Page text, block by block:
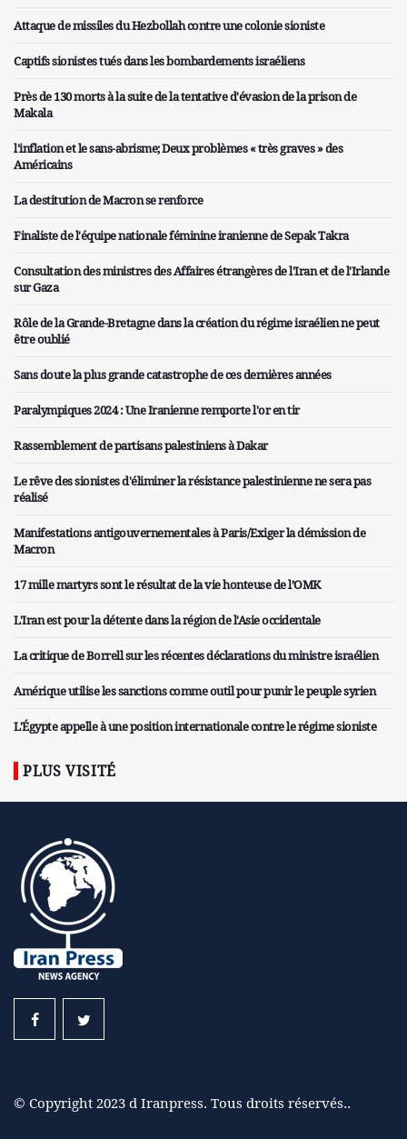
Attaque de missiles du Hezbollah contre une colonie sioniste
Captifs sionistes tués dans les bombardements israéliens
Près de 130 morts à la suite de la tentative d'évasion de la prison de
Makala
l'inflation et le sans-abrisme; Deux problèmes « très graves » des
Américains
La destitution de Macron se renforce
Finaliste de l'équipe nationale féminine iranienne de Sepak Takra
Consultation des ministres des Affaires étrangères de l'Iran et de l'Irlande
sur Gaza
Rôle de la Grande-Bretagne dans la création du régime israélien ne peut
être oublié
Sans doute la plus grande catastrophe de ces dernières années
Paralympiques 2024 : Une Iranienne remporte l'or en tir
Rassemblement de partisans palestiniens à Dakar
Le rêve des sionistes d'éliminer la résistance palestinienne ne sera pas
réalisé
Manifestations antigouvernementales à Paris/Exiger la démission de
Macron
17 mille martyrs sont le résultat de la vie honteuse de l’OMK
L'Iran est pour la détente dans la région de l'Asie occidentale
La critique de Borrell sur les récentes déclarations du ministre israélien
Amérique utilise les sanctions comme outil pour punir le peuple syrien
L'Égypte appelle à une position internationale contre le régime sioniste
PLUS VISITÉ
© Copyright 2023 d Iranpress. Tous droits réservés..